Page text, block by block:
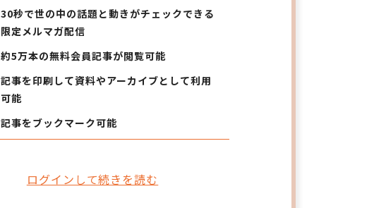
30秒で世の中の話題と動きがチェックできる
限定メルマガ配信
約5万本の無料会員記事が閲覧可能
記事を印刷して資料やアーカイブとして利用
可能
記事をブックマーク可能
ログインして続きを読む